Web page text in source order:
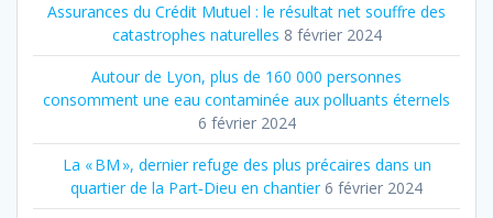
Assurances du Crédit Mutuel : le résultat net souffre des
catastrophes naturelles 8 février 2024
Autour de Lyon, plus de 160 000 personnes
consomment une eau contaminée aux polluants éternels
6 février 2024
La « BM », dernier refuge des plus précaires dans un
quartier de la Part‐Dieu en chantier 6 février 2024